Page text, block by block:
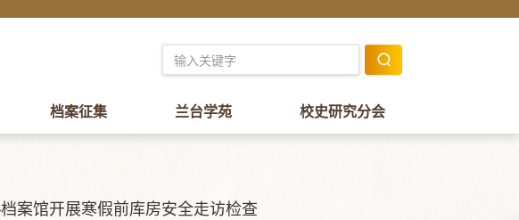
档案征集 兰台学苑 校史研究分会
案馆开展寒假前库房安全走访检查